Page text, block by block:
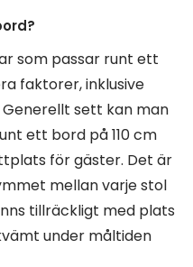
som passar runt ett
faktorer, inklusive
sett kan man
ett bord på 110 cm
för gäster. Det är
mellan varje stol
tillräckligt med plats
under måltiden